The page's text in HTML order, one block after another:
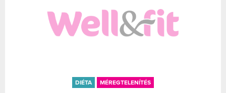
DIÉTA MÉREGTELENÍTÉS